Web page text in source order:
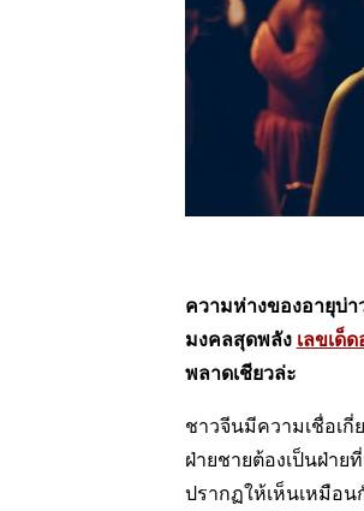
ความห่างของอายุบ่
มงคลสุดพลังเลขเด็ด
พลาดเชียวล่ะ
ชาวจีนมีความเชื่อเกี่
ฝ่ายชายต้องเป็นฝ่า
ปรากฏให้เห็นเหมือ